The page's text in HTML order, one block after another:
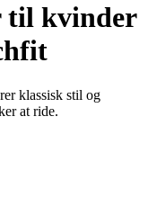
til kvinder
klassisk stil og
at ride.